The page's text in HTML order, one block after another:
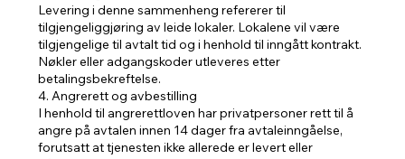
Levering i denne sammenheng refererer til
tilgjengeliggjøring av leide lokaler. Lokalene vil være
tilgjengelige til avtalt tid og i henhold til inngått kontrakt.
Nøkler eller adgangskoder utleveres etter
betalingsbekreftelse.
4. Angrerett og avbestilling
I henhold til angrerettloven har privatpersoner rett til å
angre på avtalen innen 14 dager fra avtaleinngåelse,
forutsatt at tjenesten ikke allerede er levert eller